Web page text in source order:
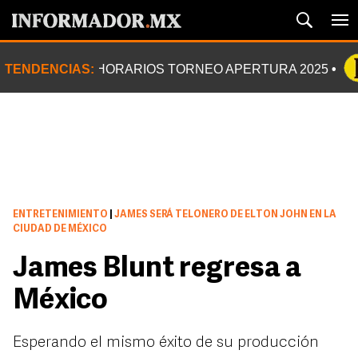
TENDENCIAS: HORARIOS TORNEO APERTURA 2025
ENTRETENIMIENTO
JAMES SERÁ TELONERO DE ELTON JOHN EN LA
CIUDAD DE MÉXICO
James Blunt regresa a
México
Esperando el mismo éxito de su producción